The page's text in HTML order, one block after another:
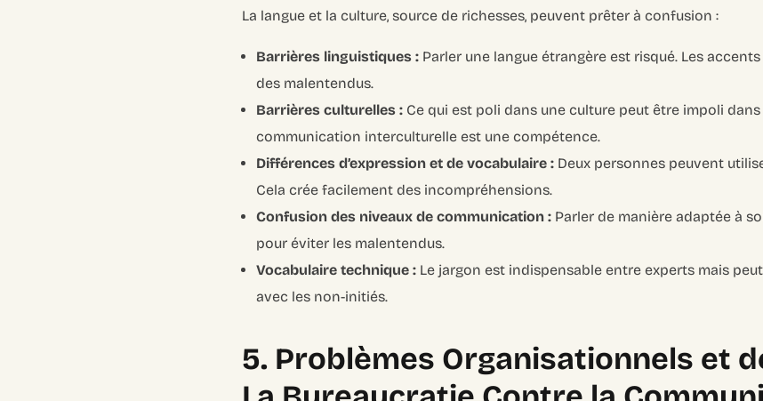
La langue et la culture, source de richesses, peuvent prêter à confusion :
Barrières linguistiques : Parler une langue étrangère est risqué. Les
des malentendus.
Barrières culturelles : Ce qui est poli dans une culture peut être impoli dans
communication interculturelle est une compétence.
Différences d’expression et de vocabulaire : Deux personnes peuvent
Cela crée facilement des incompréhensions.
Confusion des niveaux de communication : Parler de manière adaptée à
pour éviter les malentendus.
Vocabulaire technique : Le jargon est indispensable entre experts mais
avec les non-initiés.
5. Problèmes Organisationnels et